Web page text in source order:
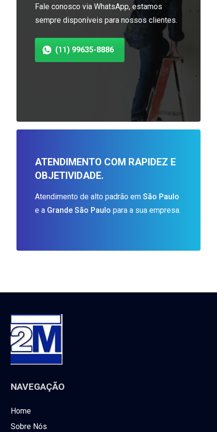
Fale conosco via WhatsApp, estamos
sempre disponíveis para nossos clientes.
(11) 99635-8886
ATENDIMENTO COM RAPIDEZ E
OBJETIVIDADE.
Atendimento de alto padrão emSão Paulo
e a Grande São Paulo para a sua empresa.
NAVEGAÇÃO
Home
Sobre Nós